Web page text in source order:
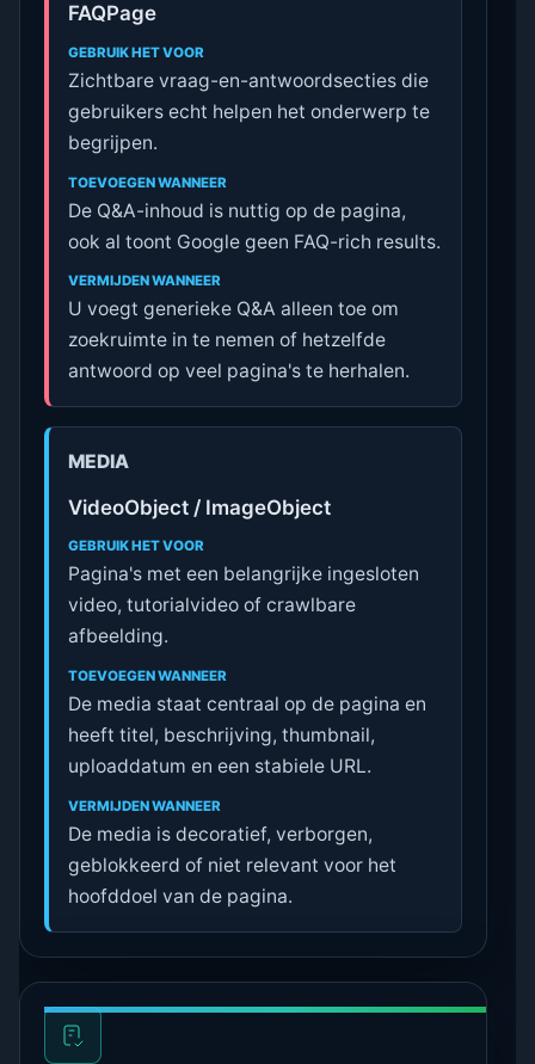
FAQPage
GEBRUIK HET VOOR
Zichtbare vraag-en-antwoordsecties die
gebruikers echt helpen het onderwerp te
begrijpen.
TOEVOEGEN WANNEER
De Q&A-inhoud is nuttig op de pagina,
ook al toont Google geen FAQ-rich results.
VERMIJDEN WANNEER
U voegt generieke Q&A alleen toe om
zoekruimte in te nemen of hetzelfde
antwoord op veel pagina's te herhalen.
MEDIA
VideoObject / ImageObject
GEBRUIK HET VOOR
Pagina's met een belangrijke ingesloten
video, tutorialvideo of crawlbare
afbeelding.
TOEVOEGEN WANNEER
De media staat centraal op de pagina en
heeft titel, beschrijving, thumbnail,
uploaddatum en een stabiele URL.
VERMIJDEN WANNEER
De media is decoratief, verborgen,
geblokkeerd of niet relevant voor het
hoofddoel van de pagina.